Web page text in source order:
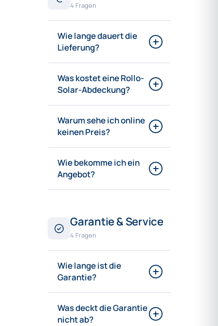
4 Fragen
Wie lange dauert die
Lieferung?
Was kostet eine Rollo-
Solar-Abdeckung?
Warum sehe ich online
keinen Preis?
Wie bekomme ich ein
Angebot?
Garantie & Service
4 Fragen
Wie lange ist die
Garantie?
Was deckt die Garantie
nicht ab?